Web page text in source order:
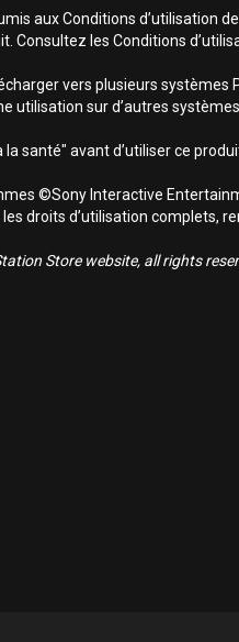
aux Conditions d’utilisation
Consultez les Conditions
vers plusieurs
utilisation sur d’autres systèmes
santé" avant d’utiliser ce
©Sony Interactive
droits d’utilisation complets,
Store website, all rights